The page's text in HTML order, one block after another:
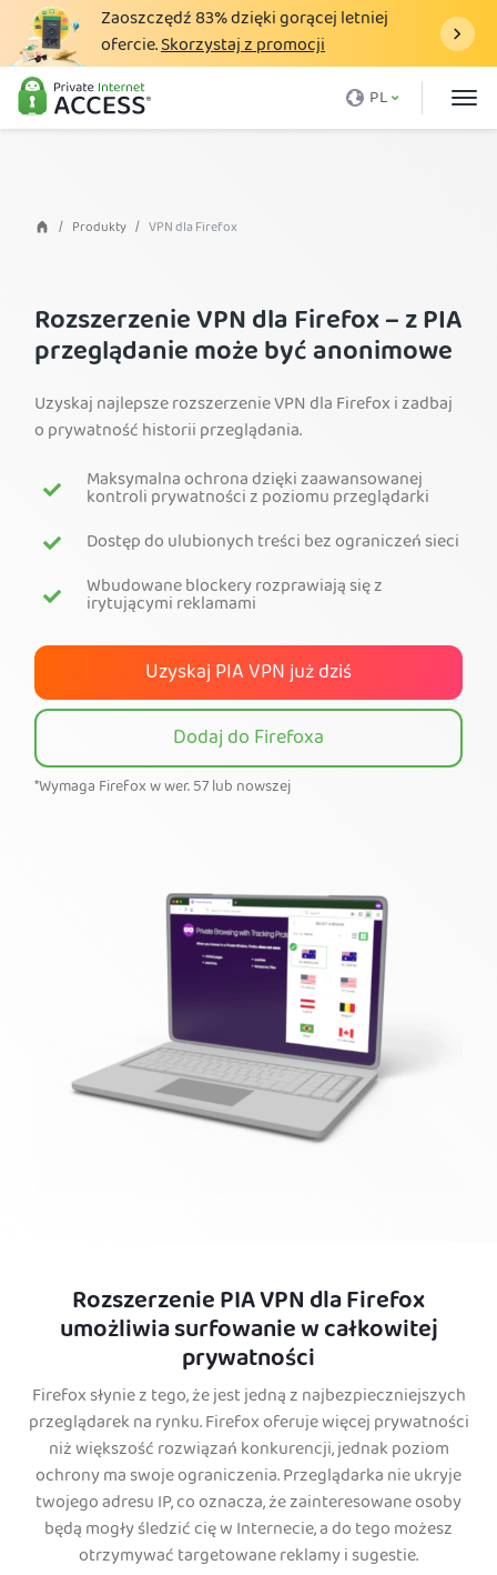
Zaoszczędź83%dzięki gorącej letniej
ofercie.Skorzystaj z promocji
PL
Czym jest VPN
Dlaczego PIA
Zalety VPN
Serwer VPN
Blog
Obsługa
Login
Zyskaj PIA VPN
Produkty VPN dla Firefox
Rozszerzenie VPN dla Firefox – z PIA
przeglądanie może być anonimowe
Uzyskaj najlepsze rozszerzenie VPN dla Firefox i zadbaj
o prywatność historii przeglądania.
Maksymalna ochrona dzięki zaawansowanej
kontroli prywatności z poziomu przeglądarki
Dostęp do ulubionych treści bez ograniczeń sieci
Wbudowane blockery rozprawiają się z
irytującymi reklamami
Uzyskaj PIA VPN już dziś
Dodaj do Firefoxa
*Wymaga Firefox w wer. 57 lub nowszej
Rozszerzenie PIA VPN dla Firefox
umożliwia surfowanie w całkowitej
prywatności
Firefox słynie z tego, że jest jedną z najbezpieczniejszych
przeglądarek na rynku. Firefox oferuje więcej prywatności
niż większość rozwiązań konkurencji, jednak poziom
ochrony ma swoje ograniczenia. Przeglądarka nie ukryje
twojego adresu IP, co oznacza, że zainteresowane osoby
będą mogły śledzić cię w Internecie, a do tego możesz
otrzymywać targetowane reklamy i sugestie.